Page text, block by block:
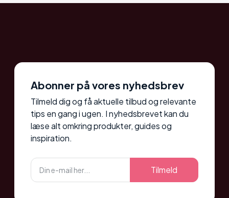
Abonner på vores nyhedsbrev
Tilmeld dig og få aktuelle tilbud og relevante
tips en gang i ugen. I nyhedsbrevet kan du
læse alt omkring produkter, guides og
inspiration.
Tilmeld